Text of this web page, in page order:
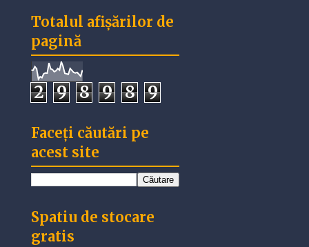
Totalul afișărilor de
pagină
2 9 8 9 8 9
Faceți căutări pe
acest site
Spatiu de stocare
gratis